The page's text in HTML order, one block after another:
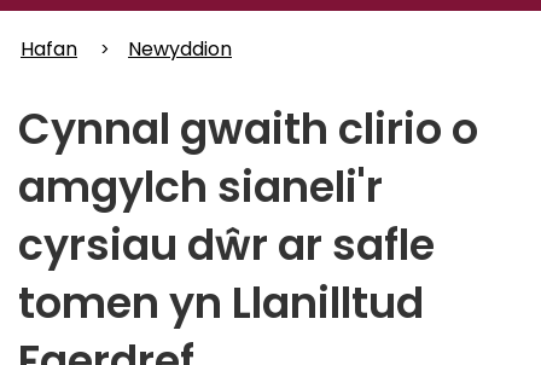
Hafan Newyddion
Cynnal gwaith clirio o
amgylch sianeli'r
cyrsiau dŵr ar safle
tomen yn Llanilltud